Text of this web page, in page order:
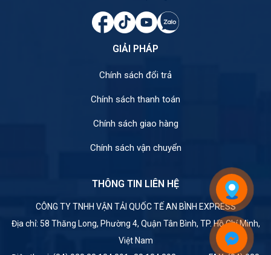
GIẢI PHÁP
Chính sách đổi trả
Chính sách thanh toán
Chính sách giao hàng
Chính sách vận chuyển
THÔNG TIN LIÊN HỆ
CÔNG TY TNHH VẬN TẢI QUỐC TẾ AN BÌNH EXPRESS
Địa chỉ: 58 Thăng Long, Phường 4, Quận Tân Bình, TP. Hồ Chí Minh,
Việt Nam